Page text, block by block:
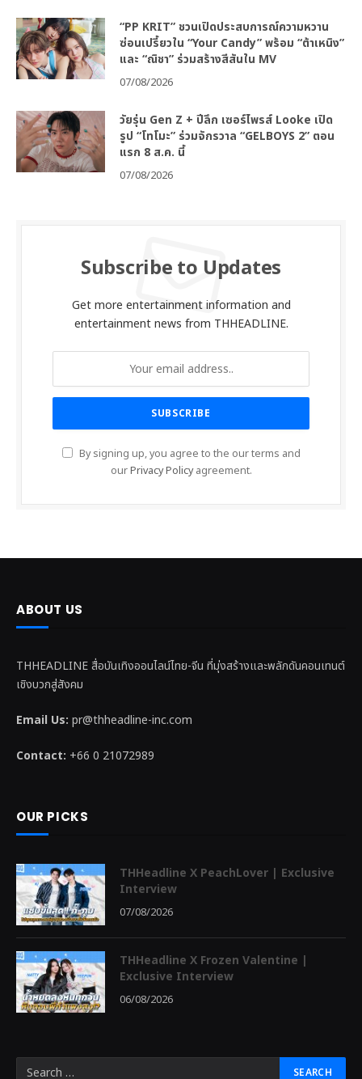
“PP KRIT” ชวนเปิดประสบการณ์ความหวาน
ซ่อนเปรี้ยวใน “Your Candy” พร้อม “ต้าเหนิง”
และ “ณิชา” ร่วมสร้างสีสันใน MV
07/08/2026
วัยรุ่น Gen Z + ปีลึก เซอร์ไพรส์ Looke เปิด
รูป “โทโมะ” ร่วมจักรวาล “GELBOYS 2” ตอน
แรก 8 ส.ค. นี้
07/08/2026
Subscribe to Updates
Get more entertainment information and
entertainment news from THHEADLINE.
By signing up, you agree to the our terms and
ourPrivacy Policyagreement.
ABOUT US
THHEADLINE สื่อบันเทิงออนไลน์ไทย-จีน ที่มุ่งสร้างและพลักดันคอนเทนต์
เชิงบวกสู่สังคม
Email Us: pr@thheadline-inc.com
Contact: +66 0 21072989
OUR PICKS
THHeadline X PeachLover | Exclusive
Interview
07/08/2026
THHeadline X Frozen Valentine |
Exclusive Interview
06/08/2026